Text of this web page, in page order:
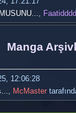
, Faatidddd
Manga
12:06:28
, McMaster